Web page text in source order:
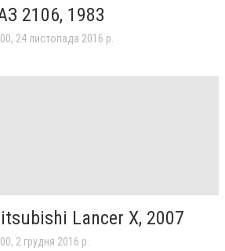
2106, 1983
24 листопада 2016 р.
Lancer X, 2007
2 грудня 2016 р.